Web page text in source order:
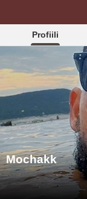
Profiili
Mochakk